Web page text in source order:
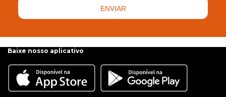
ENVIAR
Baixe nosso aplicativo